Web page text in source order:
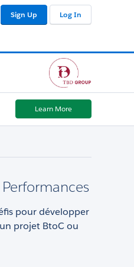
Sign Up Log In
Learn More
pour développer
projet BtoC ou